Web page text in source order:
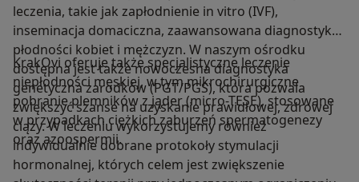
leczenia, takie jak zapłodnienie in vitro (IVF),
inseminacja domaciczna, zaawansowana diagnostyka
płodności kobiet i mężczyzn. W naszym ośrodku
dostępna jest także nowoczesna diagnostyka
genetyczna zarodków (PGT/PGS), która pozwala
zwiększyć szanse na uzyskanie prawidłowej, zdrowej
ciąży. W leczeniu wykorzystujemy również
indywidualnie dobrane protokoły stymulacji
hormonalnej, których celem jest zwiększenie
KrakOvi oferuje także specjalistyczne leczenie
niepłodności męskiej, w tym mikrochirurgiczne
pobranie plemników z jąder (micro-TESE), stosowane
w przypadkach ciężkich zaburzeń spermatogenezy
oraz azoospermii.